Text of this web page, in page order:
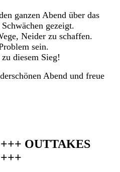
ganzen Abend über das
gezeigt.
Neider zu schaffen.
sein.
diesem Sieg!
Abend und freue
OUTTAKES